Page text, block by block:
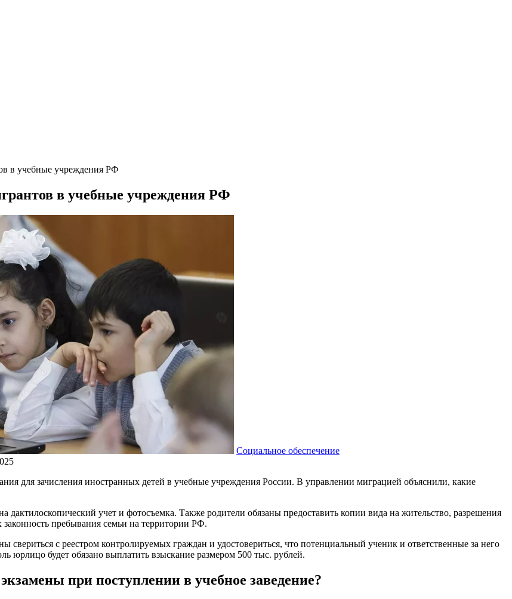
в учебные учреждения РФ
в учебные учреждения РФ
Социальное обеспечение
для зачисления иностранных детей в учебные учреждения России. В управлении миграцией объяснили, какие
дактилоскопический учет и фотосъемка. Также родители обязаны предоставить копии вида на жительство, разрешения
пребывания семьи на территории РФ.
свериться с реестром контролируемых граждан и удостовериться, что потенциальный ученик и ответственные за него
юрлицо будет обязано выплатить взыскание размером 500 тыс. рублей.
при поступлении в учебное заведение?